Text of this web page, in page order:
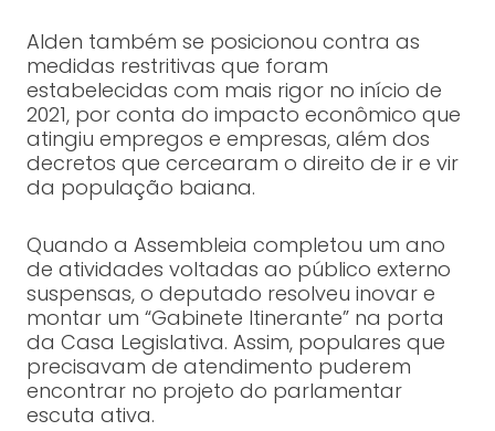
Alden também se posicionou contra as
medidas restritivas que foram
estabelecidas com mais rigor no início de
2021, por conta do impacto econômico que
atingiu empregos e empresas, além dos
decretos que cercearam o direito de ir e vir
da população baiana.
Quando a Assembleia completou um ano
de atividades voltadas ao público externo
suspensas, o deputado resolveu inovar e
montar um “Gabinete Itinerante” na porta
da Casa Legislativa. Assim, populares que
precisavam de atendimento puderem
encontrar no projeto do parlamentar
escuta ativa.